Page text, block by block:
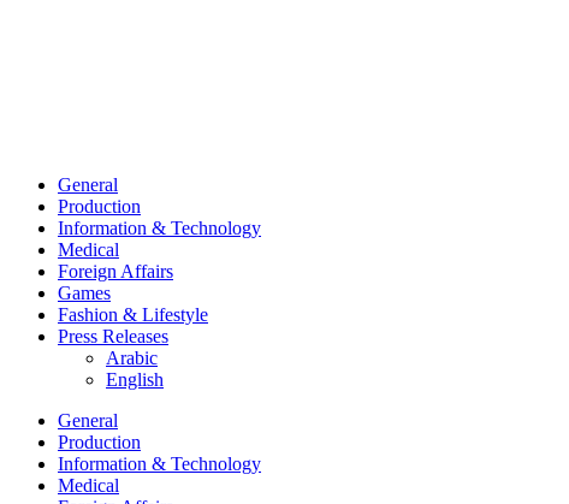
General
Production
Information & Technology
Medical
Foreign Affairs
Games
Fashion & Lifestyle
Press Releases
Arabic
English
General
Production
Information & Technology
Medical